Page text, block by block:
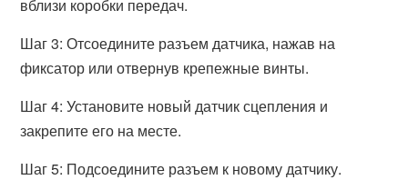
вблизи коробки передач.
Шаг 3: Отсоедините разъем датчика, нажав на
фиксатор или отвернув крепежные винты.
Шаг 4: Установите новый датчик сцепления и
закрепите его на месте.
Шаг 5: Подсоедините разъем к новому датчику.